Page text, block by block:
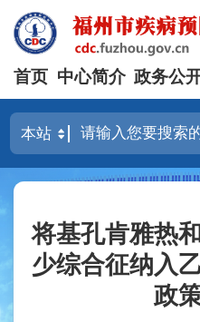
首页 中心简介 政务公
将基孔肯雅热
少综合征纳入
政